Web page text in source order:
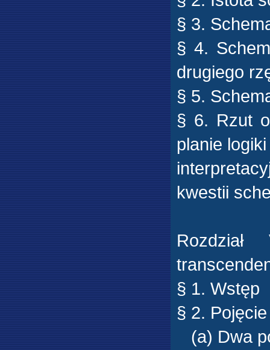
§ 3.
§ 4.
drugiego
§ 5.
§ 6. Rzut
planie
kwestii
§ 1. Wstęp
§ 2.
(a) Dwa